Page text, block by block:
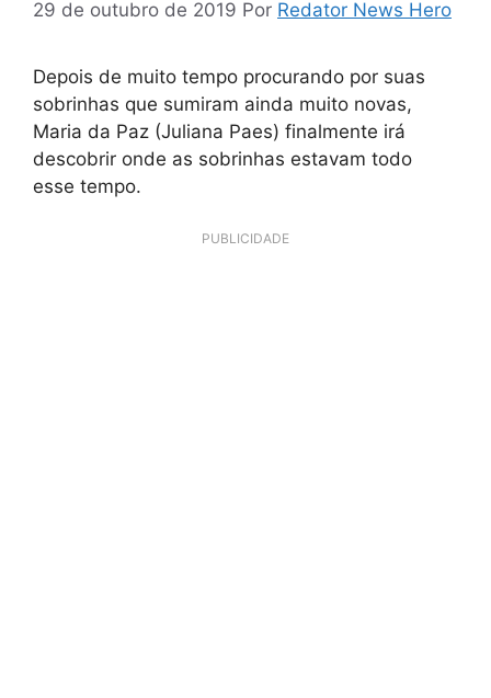
29 de outubro de 2019 Por Redator News Hero
Depois de muito tempo procurando por suas
sobrinhas que sumiram ainda muito novas,
Maria da Paz (Juliana Paes) finalmente irá
descobrir onde as sobrinhas estavam todo
esse tempo.
PUBLICIDADE